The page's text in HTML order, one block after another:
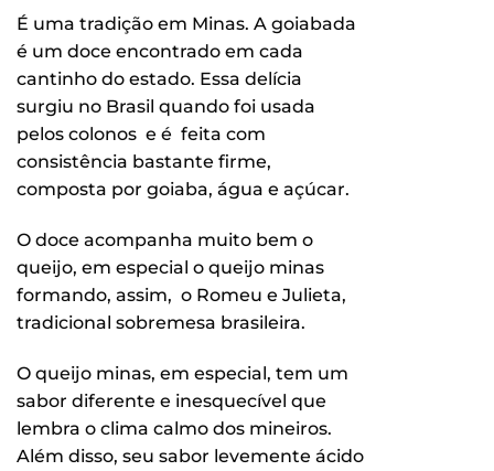
É uma tradição em Minas. A goiabada
é um doce encontrado em cada
cantinho do estado. Essa delícia
surgiu no Brasil quando foi usada
pelos colonos e é feita com
consistência bastante firme,
composta por goiaba, água e açúcar.
O doce acompanha muito bem o
queijo, em especial o queijo minas
formando, assim, o Romeu e Julieta,
tradicional sobremesa brasileira.
O queijo minas, em especial, tem um
sabor diferente e inesquecível que
lembra o clima calmo dos mineiros.
Além disso, seu sabor levemente ácido